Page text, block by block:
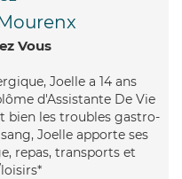
Vous
Joelle a 14 ans
d'Assistante De Vie
bien les troubles gastro-
Joelle apporte ses
repas, transports et